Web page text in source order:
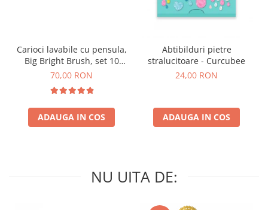
Carioci lavabile cu pensula,
Big Bright Brush, set 10
culori
70,00 RON
ADAUGA IN COS
Abtibilduri pietre
stralucitoare - Curcubee
24,00 RON
ADAUGA IN COS
NU UITA DE: